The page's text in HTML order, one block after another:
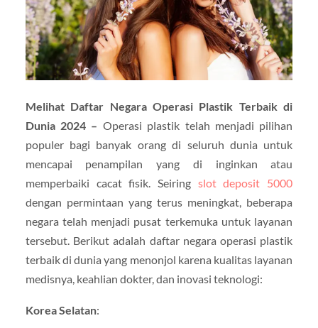
Melihat Daftar Negara Operasi Plastik Terbaik di
Dunia 2024 – Operasi plastik telah menjadi pilihan
populer bagi banyak orang di seluruh dunia untuk
mencapai penampilan yang di inginkan atau
memperbaiki cacat fisik. Seiring slot deposit 5000
dengan permintaan yang terus meningkat, beberapa
negara telah menjadi pusat terkemuka untuk layanan
tersebut. Berikut adalah daftar negara operasi plastik
terbaik di dunia yang menonjol karena kualitas layanan
medisnya, keahlian dokter, dan inovasi teknologi:
Korea Selatan: